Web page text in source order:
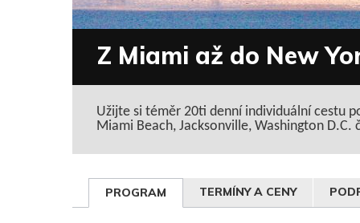
Z Miami až do New
Užijte si téměr 20ti denní individuální cestu
Miami Beach, Jacksonville, Washington D.C.
PROGRAM TERMÍNY A CENY